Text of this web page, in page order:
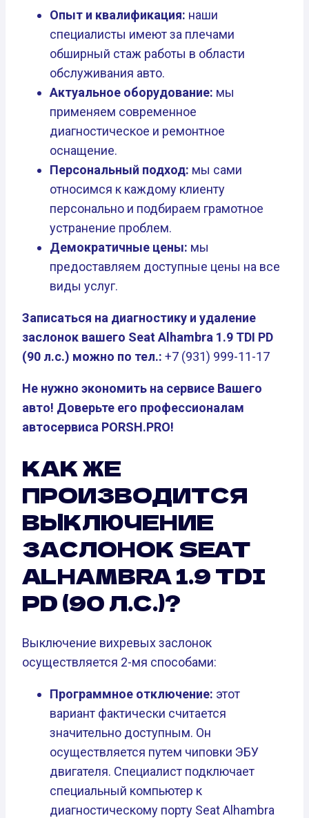
Опыт и квалификация: наши
специалисты имеют за плечами
обширный стаж работы в области
обслуживания авто.
Актуальное оборудование: мы
применяем современное
диагностическое и ремонтное
оснащение.
Персональный подход: мы сами
относимся к каждому клиенту
персонально и подбираем грамотное
устранение проблем.
Демократичные цены: мы
предоставляем доступные цены на все
виды услуг.
Записаться на диагностику и удаление
заслонок вашего Seat Alhambra 1.9 TDI PD
(90 л.с.) можно по тел.: +7 (931) 999-11-17
Не нужно экономить на сервисе Вашего
авто! Доверьте его профессионалам
автосервиса PORSH.PRO!
КАК ЖЕ
ПРОИЗВОДИТСЯ
ВЫКЛЮЧЕНИЕ
ЗАСЛОНОК SEAT
ALHAMBRA 1.9 TDI
PD (90 Л.С.)?
Выключение вихревых заслонок
осуществляется 2-мя способами:
Программное отключение: этот
вариант фактически считается
значительно доступным. Он
осуществляется путем чиповки ЭБУ
двигателя. Специалист подключает
специальный компьютер к
диагностическому порту Seat Alhambra